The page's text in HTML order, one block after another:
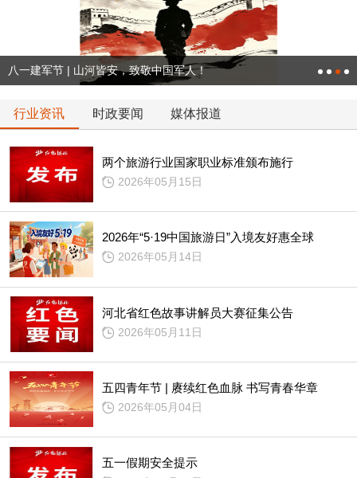
八一建军节 | 山河皆安，致敬中国军人！
行业资讯 时政要闻 媒体报道
两个旅游行业国家职业标准颁布施行
2026年05月15日
2026年“5·19中国旅游日”入境友好惠全球
2026年05月14日
河北省红色故事讲解员大赛征集公告
2026年05月11日
五四青年节 | 赓续红色血脉 书写青春华章
2026年05月04日
五一假期安全提示